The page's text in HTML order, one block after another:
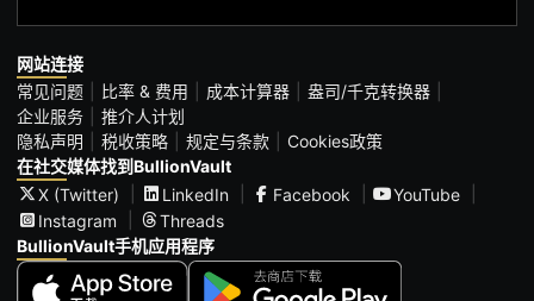
网站连接
常见问题
比率 & 费用 成本计算器
盎司/千克转换器
企业服务
推介人计划
隐私声明
税收策略 规定与条款
Cookies政策
在社交媒体找到BullionVault
X (Twitter)
LinkedIn Facebook
YouTube
Instagram
Threads
BullionVault手机应用程序